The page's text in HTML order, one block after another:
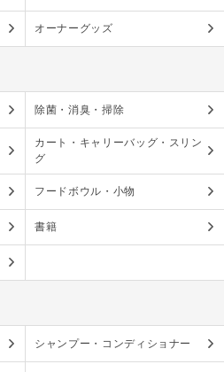
オーナーグッズ
除菌・消臭・掃除
カート・キャリーバッグ・スリン
グ
フードボウル・小物
書籍
シャンプー・コンディショナー